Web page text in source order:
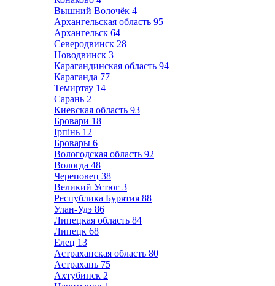
Вышний Волочёк 4
Архангельская область 95
Архангельск 64
Северодвинск 28
Новодвинск 3
Карагандинская область 94
Караганда 77
Темиртау 14
Сарань 2
Киевская область 93
Бровари 18
Ірпінь 12
Бровары 6
Вологодская область 92
Вологда 48
Череповец 38
Великий Устюг 3
Республика Бурятия 88
Улан-Удэ 86
Липецкая область 84
Липецк 68
Елец 13
Астраханская область 80
Астрахань 75
Ахтубинск 2